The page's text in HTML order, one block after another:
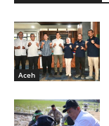
Aceh